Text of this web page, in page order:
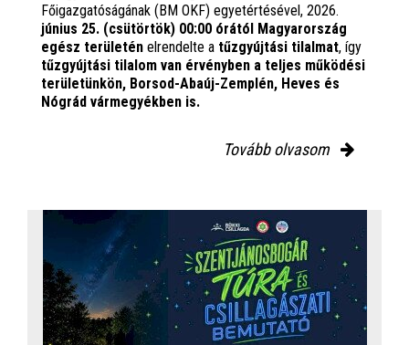
Főigazgatóságának (BM OKF) egyetértésével, 2026.
június 25. (csütörtök) 00:00 órától Magyarország
egész területén elrendelte a tűzgyújtási tilalmat, így
tűzgyújtási tilalom van érvényben a teljes működési
területünkön, Borsod-Abaúj-Zemplén, Heves és
Nógrád vármegyékben is.
Tovább olvasom